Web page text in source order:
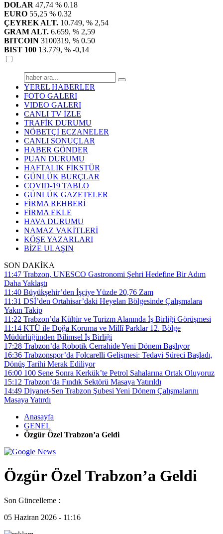
DOLAR 47,74 % 0.18
EURO 55,25 % 0.32
ÇEYREK ALT. 10.749, % 2,54
GRAM ALT. 6.659, % 2,59
BITCOIN 3100319, % 0.50
BIST 100 13.779, % -0,14
YEREL HABERLER
FOTO GALERI
VIDEO GALERI
CANLI TV İZLE
TRAFİK DURUMU
NÖBETÇİ ECZANELER
CANLI SONUÇLAR
HABER GÖNDER
PUAN DURUMU
HAFTALIK FİKSTÜR
GÜNLÜK BURÇLAR
COVID-19 TABLO
GÜNLÜK GAZETELER
FİRMA REHBERİ
FİRMA EKLE
HAVA DURUMU
NAMAZ VAKİTLERİ
KÖŞE YAZARLARI
BİZE ULAŞIN
SON DAKİKA
11:47 Trabzon, UNESCO Gastronomi Şehri Hedefine Bir Adım
Daha Yaklaştı
11:40 Büyükşehir’den İşçiye Yüzde 20,76 Zam
11:31 DSİ’den Ortahisar’daki Heyelan Bölgesinde Çalışmalara
Yakın Takip
11:22 Trabzon’da Kültür ve Turizm Alanında İş Birliği Görüşmesi
11:14 KTÜ ile Doğa Koruma ve Millî Parklar 12. Bölge
Müdürlüğünden Bilimsel İş Birliği
17:28 Trabzon’da Robotik Cerrahide Yeni Dönem Başlıyor
16:36 Trabzonspor’da Folcarelli Gelişmesi: Tedavi Süreci Başladı,
Dönüş Tarihi Merak Ediliyor
16:00 100 Sene Sonra Kerkük’te Petrol Sahalarına Ortak Oluyoruz
15:12 Trabzon’da Fındık Sektörü Masaya Yatırıldı
14:49 Diyanet-Sen Trabzon Şubesi Yeni Dönem Çalışmalarını
Masaya Yatırdı
Anasayfa
GENEL
Özgür Özel Trabzon’a Geldi
Özgür Özel Trabzon’a Geldi
Son Güncelleme :
05 Haziran 2026 - 11:16